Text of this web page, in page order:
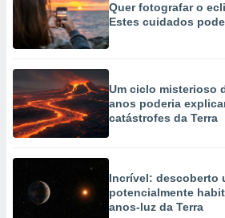
Quer fotografar o
Estes cuidados
Um ciclo misterioso
anos poderia
catástrofes da Terra
Incrível: descoberto
potencialmente
anos-luz da Terra